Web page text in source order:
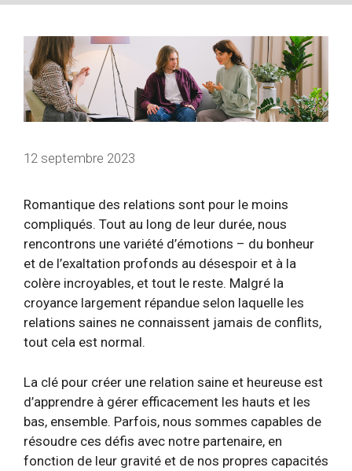
12 septembre 2023
Romantique des relations sont pour le moins
compliqués. Tout au long de leur durée, nous
rencontrons une variété d’émotions – du bonheur
et de l’exaltation profonds au désespoir et à la
colère incroyables, et tout le reste. Malgré la
croyance largement répandue selon laquelle les
relations saines ne connaissent jamais de conflits,
tout cela est normal.
La clé pour créer une relation saine et heureuse est
d’apprendre à gérer efficacement les hauts et les
bas, ensemble. Parfois, nous sommes capables de
résoudre ces défis avec notre partenaire, en
fonction de leur gravité et de nos propres capacités